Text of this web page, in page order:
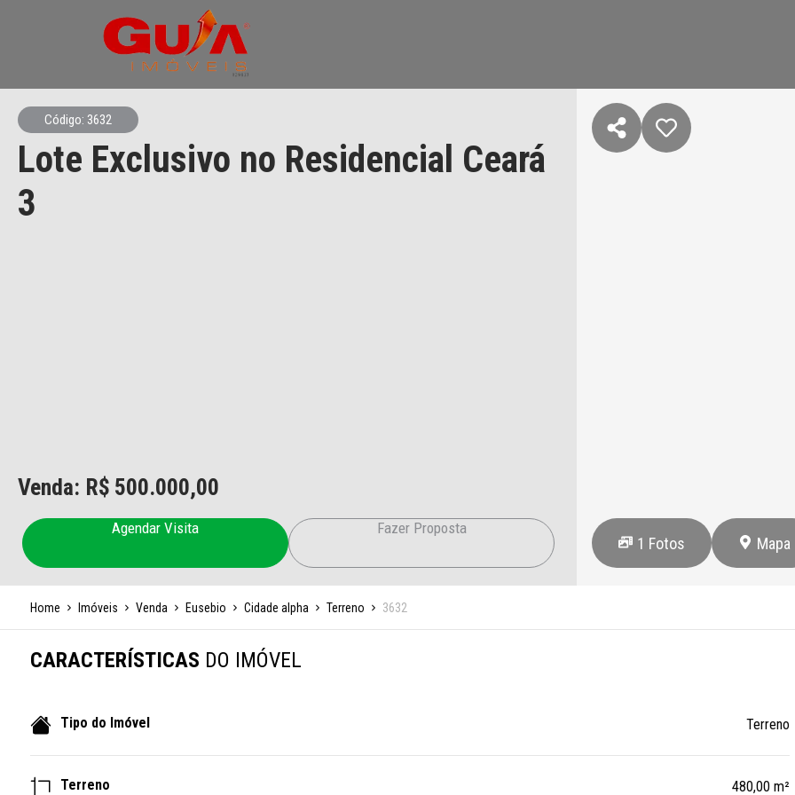
Código: 3632
Lote Exclusivo no Residencial Ceará
3
Venda: R$ 500.000,00
Agendar Visita Fazer Proposta
1 Fotos Mapa
Home Imóveis Venda Eusebio Cidade alpha Terreno 3632
CARACTERÍSTICAS DO IMÓVEL
Tipo do Imóvel Terreno
Terreno 480,00 m²